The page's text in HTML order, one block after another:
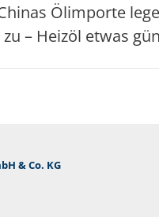
Ölimporte
– Heizöl etwas
& Co. KG